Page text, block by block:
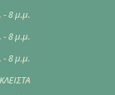
- 8 μ.μ.
- 8 μ.μ.
- 8 μ.μ.
ΚΛΕΙΣΤΑ